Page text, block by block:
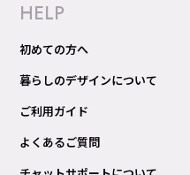
HELP
初めての方へ
暮らしのデザインについて
ご利用ガイド
よくあるご質問